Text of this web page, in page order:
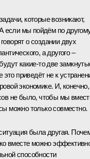
которые возникают,
если мы пойдём по
о создании двух
а другого –
какие‑то две
это приведёт не к
экономике. И, конечно,
не было, чтобы мы
можно только совместно.
была другая.
вместе можно
способности